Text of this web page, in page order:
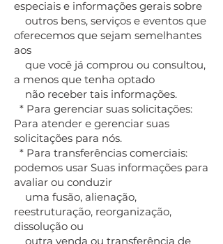
especiais e informações gerais sobre
outros bens, serviços e eventos que
oferecemos que sejam semelhantes
aos
que você já comprou ou consultou,
a menos que tenha optado
não receber tais informações.
* Para gerenciar suas solicitações:
Para atender e gerenciar suas
solicitações para nós.
* Para transferências comerciais:
podemos usar Suas informações para
avaliar ou conduzir
uma fusão, alienação,
reestruturação, reorganização,
dissolução ou
outra venda ou transferência de